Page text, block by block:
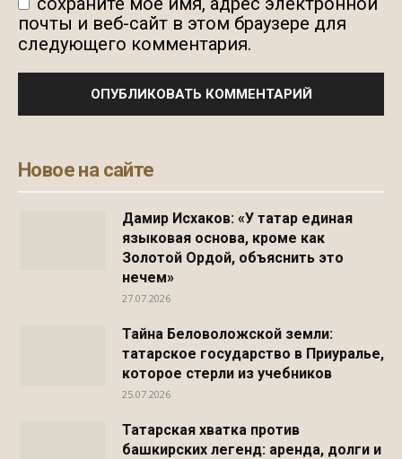
почты и веб-сайт в этом браузере для
следующего комментария.
Новое на сайте
Дамир Исхаков: «У татар единая
языковая основа, кроме как
Золотой Ордой, объяснить это
нечем»
27.07.2026
Тайна Беловоложской земли:
татарское государство в Приуралье,
которое стерли из учебников
25.07.2026
Татарская хватка против
башкирских легенд: аренда, долги и